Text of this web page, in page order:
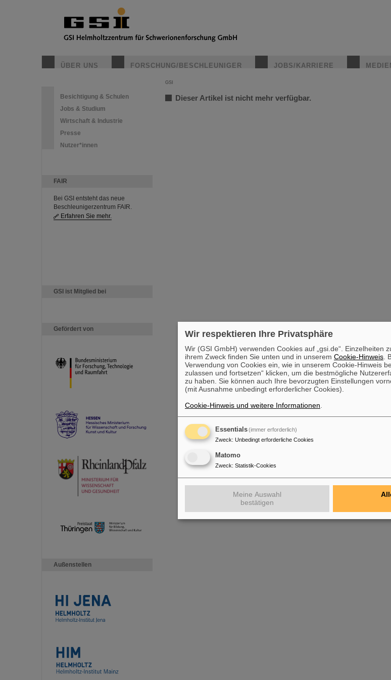
ÜBER UNS FORSCHUNG/BESCHLEUNIGER JOBS/KARRIERE
Besichtigung & Schulen
Jobs & Studium
Wirtschaft & Industrie
Presse
Nutzer*innen
FAIR
Bei GSI entsteht das neue
Beschleunigerzentrum FAIR.
Erfahren Sie mehr.
GSI ist Mitglied bei
Gefördert von
Außenstellen
GSI
Dieser Artikel ist nicht mehr verfügbar.
Wir respektieren Ihre Privatsphäre
Wir (GSI GmbH) verwenden Cookies auf „gsi.de“. Einzelheiten
ihrem Zweck finden Sie unten und in unserem Cookie-Hinweis .
Verwendung von Cookies ein, wie in unserem Cookie-Hinweis
zulassen und fortsetzen“ klicken, um die bestmögliche
zu haben. Sie können auch Ihre bevorzugten Einstellungen
(mit Ausnahme unbedingt erforderlicher Cookies).
Cookie-Hinweis und weitere Informationen
Essentials(immer erforderlich)
Zweck: Unbedingt erforderliche Cookies
Matomo
Zweck: Statistik-Cookies
Meine Auswahl
bestätigen